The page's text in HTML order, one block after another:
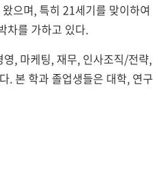
으며, 특히 21세기를 맞이하여
차를 가하고 있다.
, 마케팅, 재무, 인사조직/전략,
. 본 학과 졸업생들은 대학, 연구